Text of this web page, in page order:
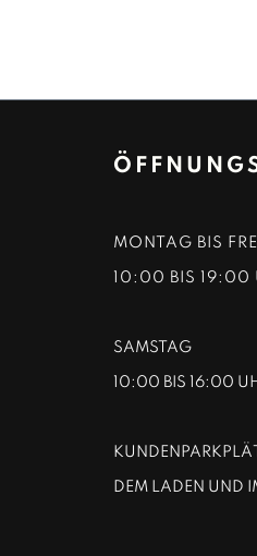
MONTAG BIS
10:00 BIS 19:00
SAMSTAG
10:00 BIS 16:00
DEM LADEN UND